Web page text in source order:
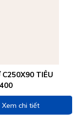
TIÊU
Xem chi tiết